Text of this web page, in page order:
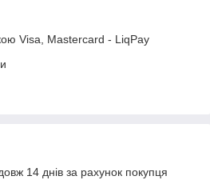
Visa, Mastercard - LiqPay
14 днів за рахунок покупця